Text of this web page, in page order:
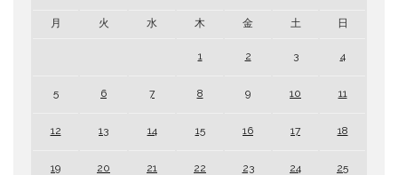
月 火 水 木 金 土 日
1 2 3 4
5 6 7 8 9 10 11
12 13 14 15 16 17 18
19 20 21 22 23 24 25